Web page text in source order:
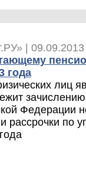
|
года
лиц
Федерации
рассрочки по